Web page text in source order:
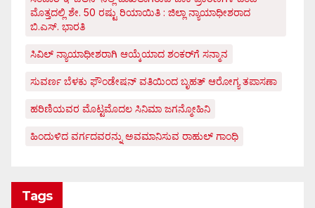
ಮೊತ್ತದಲ್ಲಿ ಶೇ. 50 ರಷ್ಟು ರಿಯಾಯಿತಿ : ಜಿಲ್ಲಾ ನ್ಯಾಯಾಧೀಶರಾದ
ಬಿ.ಎಸ್. ಭಾರತಿ
ಸಿವಿಲ್ ನ್ಯಾಯಾಧೀಶರಾಗಿ ಆಯ್ಕೆಯಾದ ಶಂಕರ್‌ಗೆ ಸನ್ಮಾನ
ಸುವರ್ಣ ಬೆಳಕು ಫೌಂಡೇಷನ್ ವತಿಯಿಂದ ಬೃಹತ್ ಆರೋಗ್ಯ ತಪಾಸಣಾ
ಹರಿಣಿಯವರ ಮೊಟ್ಟಮೊದಲ ಸಿನಿಮಾ ಜಗನ್ಮೋಹಿನಿ
ಹಿಂದುಳಿದ ವರ್ಗದವರನ್ನು ಅವಮಾನಿಸುವ ರಾಹುಲ್ ಗಾಂಧಿ
Tags